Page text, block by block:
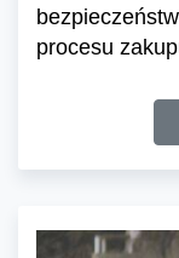
procesu